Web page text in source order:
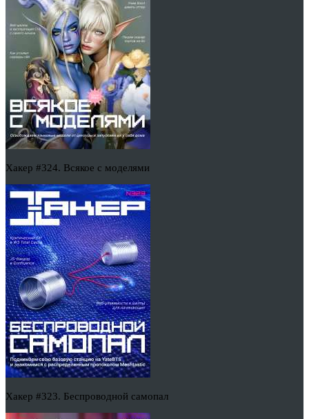
Хакер #324. Всякое с моделями
Хакер #323. Беспроводной самопал